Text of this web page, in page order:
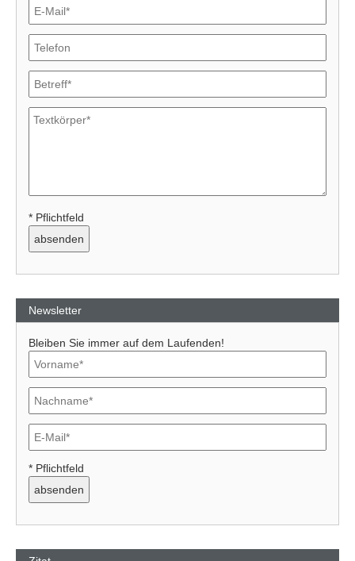
* Pflichtfeld
Newsletter
Bleiben Sie immer auf dem Laufenden!
* Pflichtfeld